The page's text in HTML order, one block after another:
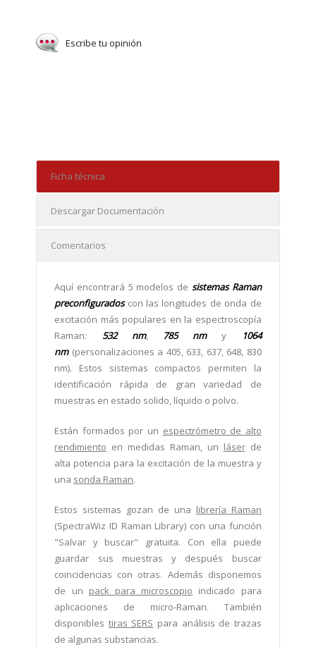
Escribe tu opinión
Ficha técnica
Descargar Documentación
Comentarios
Aquí encontrará 5 modelos de sistemas Raman
preconfiguradoscon las longitudes de onda de
excitación más populares en la espectroscopía
Raman: 532 nm, 785 nmy
1064
nm(personalizaciones a 405, 633, 637, 648, 830
nm). Estos sistemas compactos permiten la
identificación rápida de gran variedad de
muestras en estado solido, líquido o polvo.
Están formados por un espectrómetro de alto
rendimiento en medidas Raman, un láserde
alta potencia para la excitación de la muestra y
una sonda Raman.
Estos sistemas gozan de una librería Raman
(SpectraWiz ID Raman Library) con una función
"Salvar y buscar" gratuita. Con ella puede
guardar sus muestras y después buscar
coincidencias con otras. Además disponemos
de un pack para microscopio indicado para
aplicaciones de micro-Raman. También
disponibles tiras SERS para análisis de trazas
de algunas substancias.